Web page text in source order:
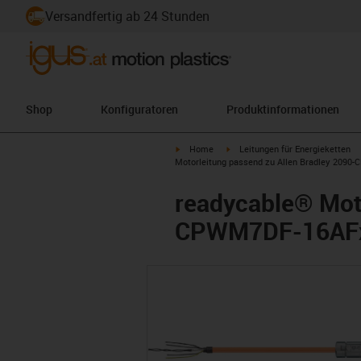
Versandfertig ab 24 Stunden
Shop Konfiguratoren Produktinformationen
igus-icon-arrow-right
Home igus-icon-arrow-right
Leitungen für Energieketten
Motorleitung passend zu Allen Bradley 2090-
readycable®
CPWM7DF-